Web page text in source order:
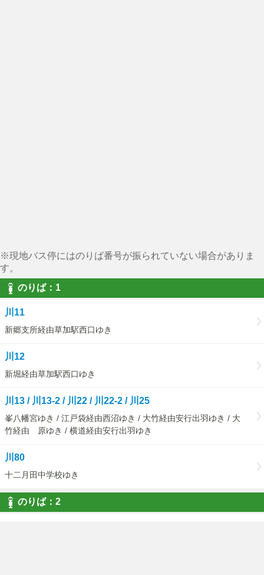
※現地バス停にはのりば番号が振られていない場合がありま
す。
のりば：1
川11
新郷支所経由草加駅西口ゆき
川12
新堀経由草加駅西口ゆき
川13 / 川13-2 / 川22 / 川22-2 / 川25
峯八幡宮ゆき / 江戸袋経由西沼ゆき / 大竹経由安行出羽ゆき / 大
竹経由 原ゆき / 横道経由安行出羽ゆき
川80
十二月田中学校ゆき
のりば：2